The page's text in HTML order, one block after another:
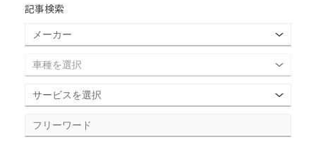
記事検索